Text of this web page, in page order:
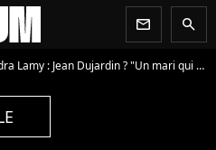
newsletter search
: Jean Dujardin ? "Un mari qui prend énormément de place"